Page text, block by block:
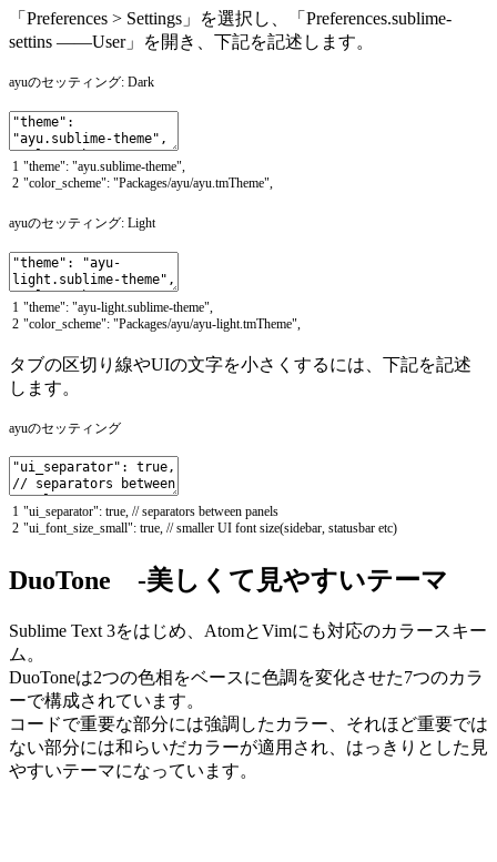
「Preferences > Settings」を選択し、「Preferences.sublime-
settins ——User」を開き、下記を記述します。
ayuのセッティング: Dark
1
2
"theme": "ayu.sublime-theme"
"color_scheme": "Packages/ayu/ayu.tmTheme"
ayuのセッティング: Light
1
2
"theme": "ayu-light.sublime-theme"
"color_scheme": "Packages/ayu/ayu-light.tmTheme"
タブの区切り線やUIの文字を小さくするには、下記を記述
します。
ayuのセッティング
1
2
"ui_separator": true, // separators between panels
"ui_font_size_small": true, // smaller UI font size(sidebar, statusbar etc)
DuoTone -美しくて見やすいテーマ
Sublime Text 3をはじめ、AtomとVimにも対応のカラースキー
ム。
DuoToneは2つの色相をベースに色調を変化させた7つのカラ
ーで構成されています。
コードで重要な部分には強調したカラー、それほど重要では
ない部分には和らいだカラーが適用され、はっきりとした見
やすいテーマになっています。